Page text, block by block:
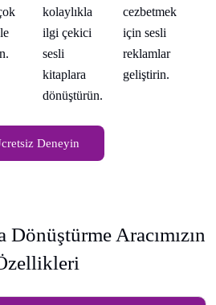
kolaylıkla
ilgi çekici
sesli
kitaplara
dönüştürün.
cezbetmek
için sesli
reklamlar
geliştirin.
Deneyin
Aracımızın